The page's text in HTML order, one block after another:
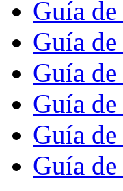
Guía
Guía
Guía
Guía
Guía de
Guía